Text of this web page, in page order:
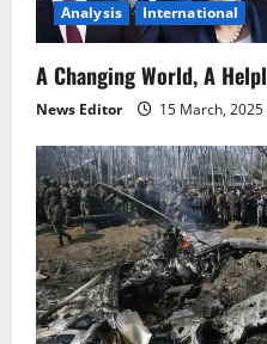
Analysis International
A Changing World, A
News Editor 15 March, 2025